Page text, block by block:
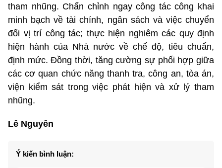
tham nhũng. Chấn chỉnh ngay công tác công khai
minh bạch về tài chính, ngân sách và việc chuyển
đổi vị trí công tác; thực hiện nghiêm các quy định
hiện hành của Nhà nước về chế độ, tiêu chuẩn,
định mức. Đồng thời, tăng cường sự phối hợp giữa
các cơ quan chức năng thanh tra, công an, tòa án,
viện kiểm sát trong việc phát hiện và xử lý tham
nhũng.
Lê Nguyên
Ý kiến bình luận: